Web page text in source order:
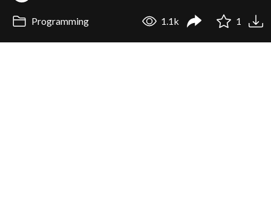
Programming 1.1k 1